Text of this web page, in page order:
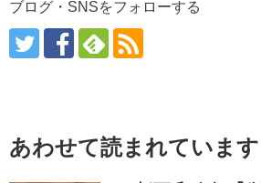
ブログ・SNSをフォローする
あわせて読まれています